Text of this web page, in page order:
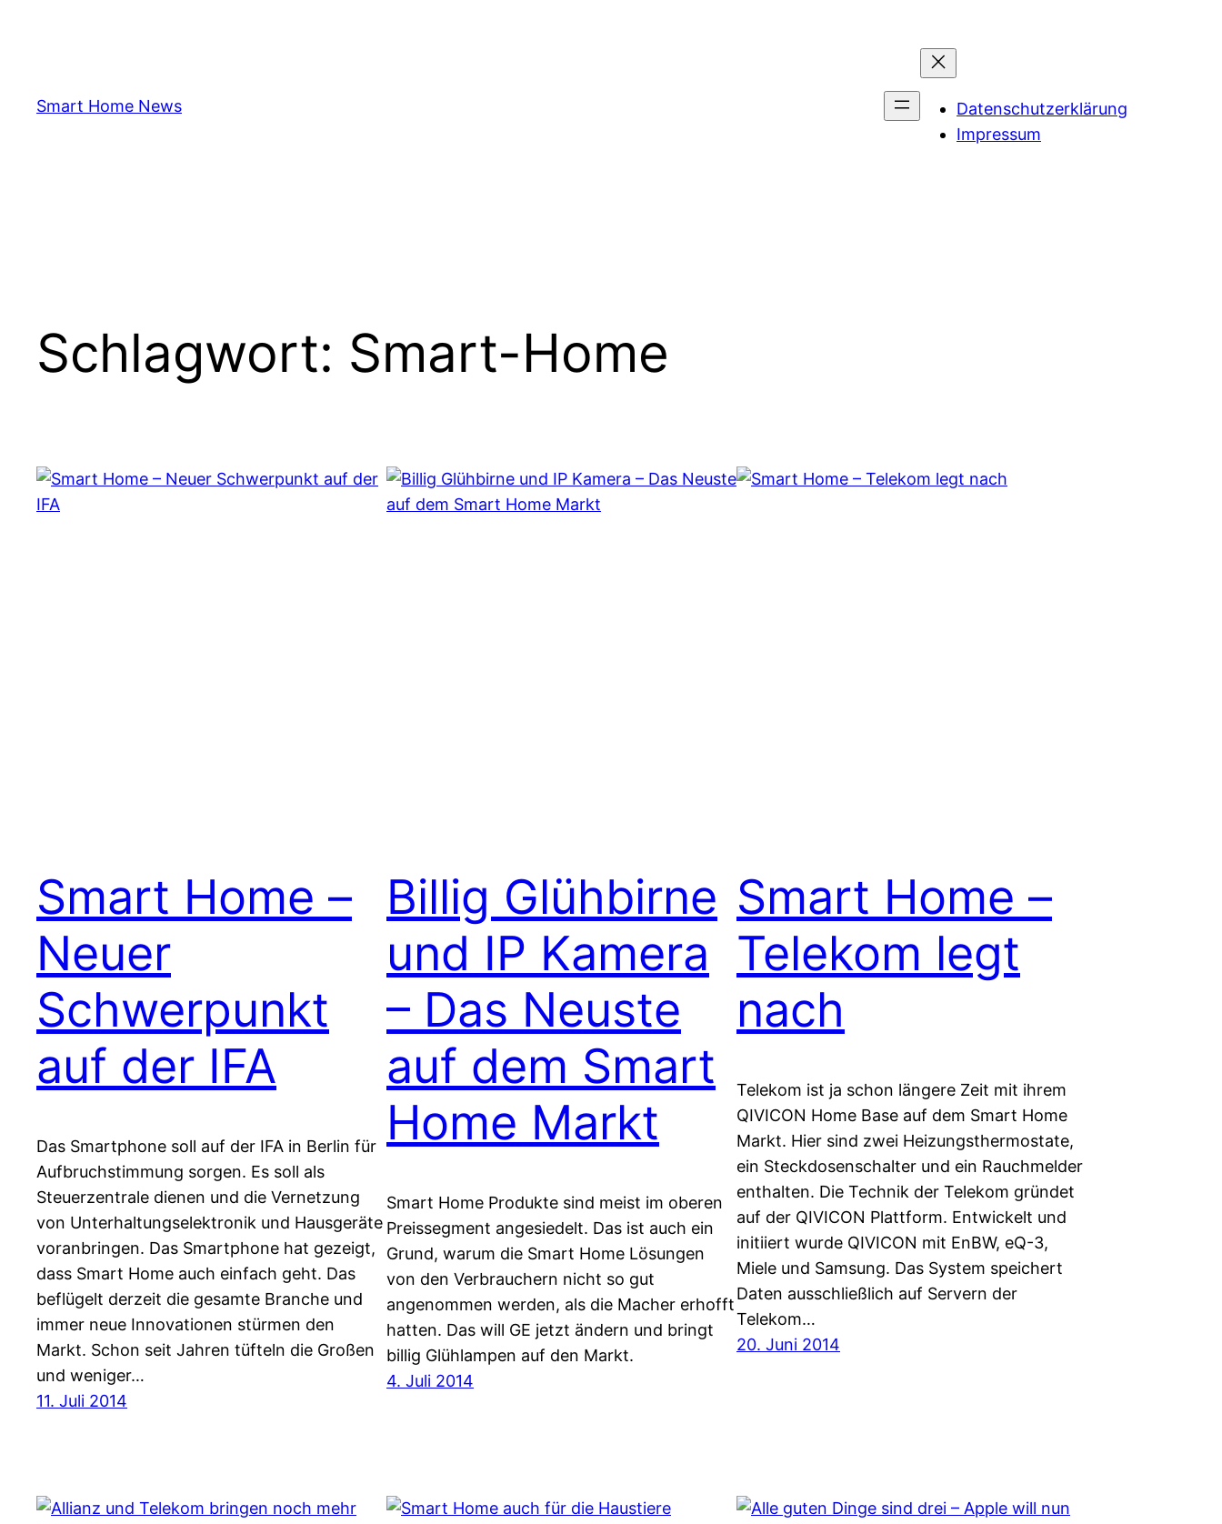
Smart Home News
Datenschutzerklärung
Impressum
Schlagwort: Smart-Home
Smart Home –
Neuer
Schwerpunkt
auf der IFA
Das Smartphone soll auf der IFA in Berlin für
Aufbruchstimmung sorgen. Es soll als
Steuerzentrale dienen und die Vernetzung
von Unterhaltungselektronik und Hausgeräte
voranbringen. Das Smartphone hat gezeigt,
dass Smart Home auch einfach geht. Das
beflügelt derzeit die gesamte Branche und
immer neue Innovationen stürmen den
Markt. Schon seit Jahren tüfteln die Großen
und weniger…
11. Juli 2014
Billig Glühbirne
und IP Kamera
– Das Neuste
auf dem Smart
Home Markt
Smart Home Produkte sind meist im oberen
Preissegment angesiedelt. Das ist auch ein
Grund, warum die Smart Home Lösungen
von den Verbrauchern nicht so gut
angenommen werden, als die Macher erhofft
hatten. Das will GE jetzt ändern und bringt
billig Glühlampen auf den Markt.
4. Juli 2014
Smart Home –
Telekom legt
nach
Telekom ist ja schon längere Zeit mit ihrem
QIVICON Home Base auf dem Smart Home
Markt. Hier sind zwei Heizungsthermostate,
ein Steckdosenschalter und ein Rauchmelder
enthalten. Die Technik der Telekom gründet
auf der QIVICON Plattform. Entwickelt und
initiiert wurde QIVICON mit EnBW, eQ-3,
Miele und Samsung. Das System speichert
Daten ausschließlich auf Servern der
Telekom…
20. Juni 2014